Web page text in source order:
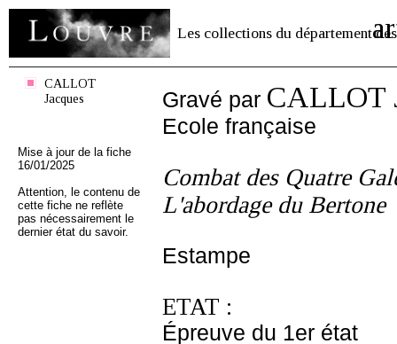
Les collections du département des
CALLOT
Jacques
Mise à jour de la fiche
16/01/2025
Attention, le contenu de
cette fiche ne reflète
pas nécessairement le
dernier état du savoir.
Gravé par CALLOT
Ecole française
Combat des Quatre
L'abordage du Bertone
Estampe
ETAT :
Épreuve du 1er état